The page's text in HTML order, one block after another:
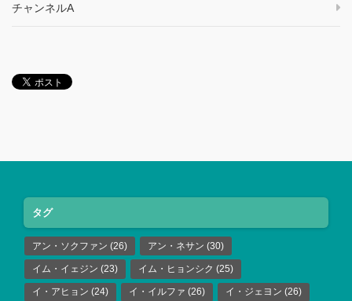
チャンネルA
タグ
アン・ソクファン (26) アン・ネサン (30)
イム・イェジン (23) イム・ヒョンシク (25)
イ・アヒョン (24) イ・イルファ (26) イ・ジェヨン (26)